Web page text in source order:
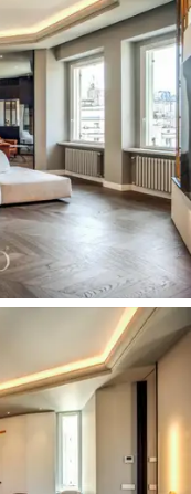
A área de
conforto e
oásis de
e um
por umapia
quarto,
é mobiliado com
aconchegante
o layout,
aos detalhes
o privilégio de
no
e
elevador,